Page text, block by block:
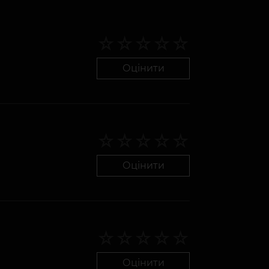
Оцінити
Оцінити
Оцінити